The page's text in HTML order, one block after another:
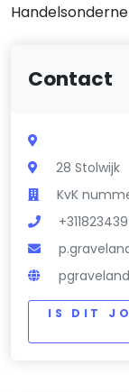
Contact
28 Stolwijk
KvK
IS DIT